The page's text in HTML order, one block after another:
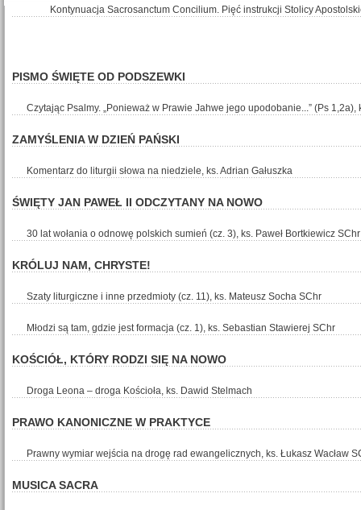
Kontynuacja Sacrosanctum Concilium. Pięć instrukcji Stolicy
PISMO ŚWIĘTE OD PODSZEWKI
Czytając Psalmy. „Ponieważ w Prawie Jahwe jego upodobanie...” (Ps 1,2a),
ZAMYŚLENIA W DZIEŃ PAŃSKI
Komentarz do liturgii słowa na niedziele, ks. Adrian Gałuszka
ŚWIĘTY JAN PAWEŁ II ODCZYTANY NA NOWO
30 lat wołania o odnowę polskich sumień (cz. 3), ks. Paweł Bortkiewicz SChr
KRÓLUJ NAM, CHRYSTE!
Szaty liturgiczne i inne przedmioty (cz. 11), ks. Mateusz Socha SChr
Młodzi są tam, gdzie jest formacja (cz. 1), ks. Sebastian Stawierej SChr
KOŚCIÓŁ, KTÓRY RODZI SIĘ NA NOWO
Droga Leona – droga Kościoła, ks. Dawid Stelmach
PRAWO KANONICZNE W PRAKTYCE
Prawny wymiar wejścia na drogę rad ewangelicznych, ks. Łukasz Wacław
MUSICA SACRA